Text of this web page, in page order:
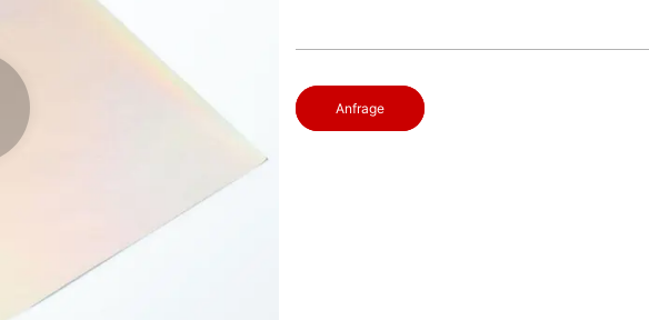
Anfrage